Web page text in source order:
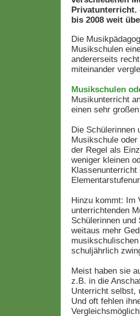
Privatunterricht.
bis 2008 weit
Die
Musikschulen
andererseits
miteinander
Musikschulen
Musikunterricht
einen sehr
Die Schülerinnen
Musikschule
der Regel als
weniger kleinen
Hinzu kommt: Im
unterrichtenden
Schülerinnen
weitaus mehr
schuljährlich
Meist haben sie
z.B. in die
Unterricht selbst,
Und oft fehlen